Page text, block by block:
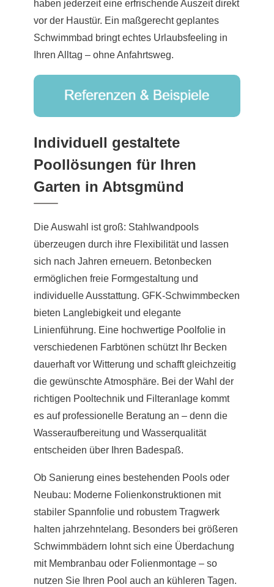
haben jederzeit eine erfrischende Auszeit direkt
vor der Haustür. Ein maßgerecht geplantes
Schwimmbad bringt echtes Urlaubsfeeling in
Ihren Alltag – ohne Anfahrtsweg.
Individuell gestaltete
Poollösungen für Ihren
Garten in Abtsgmünd
Die Auswahl ist groß: Stahlwandpools
überzeugen durch ihre Flexibilität und lassen
sich nach Jahren erneuern. Betonbecken
ermöglichen freie Formgestaltung und
individuelle Ausstattung. GFK-Schwimmbecken
bieten Langlebigkeit und elegante
Linienführung. Eine hochwertige Poolfolie in
verschiedenen Farbtönen schützt Ihr Becken
dauerhaft vor Witterung und schafft gleichzeitig
die gewünschte Atmosphäre. Bei der Wahl der
richtigen Pooltechnik und Filteranlage kommt
es auf professionelle Beratung an – denn die
Wasseraufbereitung und Wasserqualität
entscheiden über Ihren Badespaß.
Ob Sanierung eines bestehenden Pools oder
Neubau: Moderne Folienkonstruktionen mit
stabiler Spannfolie und robustem Tragwerk
halten jahrzehntelang. Besonders bei größeren
Schwimmbädern lohnt sich eine Überdachung
mit Membranbau oder Folienmontage – so
nutzen Sie Ihren Pool auch an kühleren Tagen.